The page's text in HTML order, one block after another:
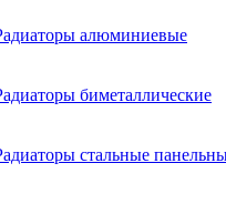
алюминиевые
биметаллические
стальные